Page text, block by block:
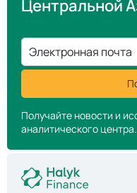
Центральной
Электронная почта
Получайте новости и
аналитического центра.